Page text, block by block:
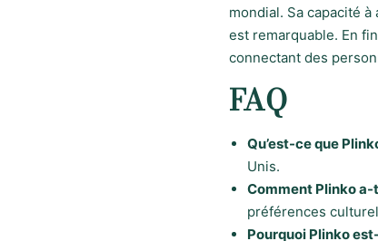
mondial. Sa capacité
est remarquable. En
connectant des
FAQ
Qu’est-ce que
Unis.
Comment Plinko a-
préférences
Pourquoi Plinko